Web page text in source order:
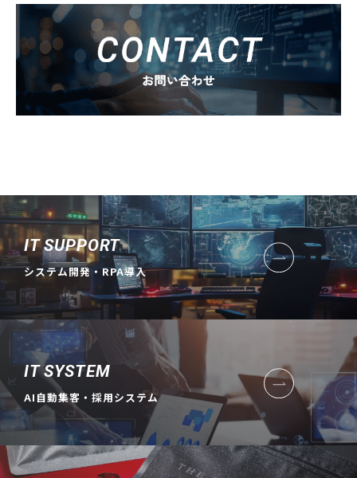
IT SUPPORT
システム開発・RPA導入
IT SYSTEM
AI自動集客・採用システム